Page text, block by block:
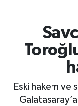
Eski hakem ve